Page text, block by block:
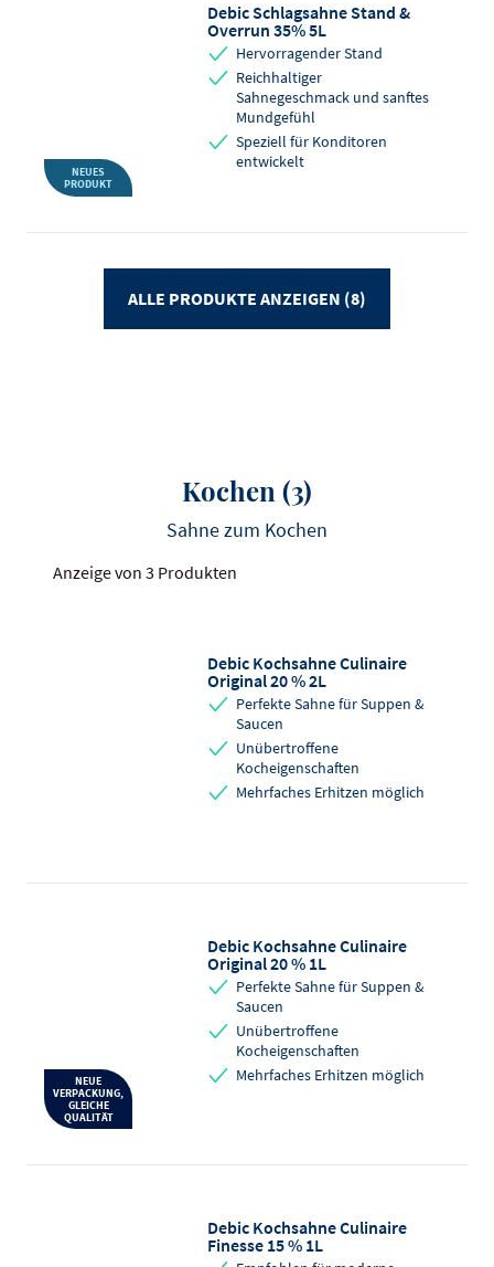
NEUES
PRODUKT
Debic Schlagsahne Stand &
Overrun 35% 5L
Hervorragender Stand
Reichhaltiger
Sahnegeschmack und sanftes
Mundgefühl
Speziell für Konditoren
entwickelt
ALLE PRODUKTE ANZEIGEN (8)
Kochen (3)
Sahne zum Kochen
Anzeige von 3 Produkten
Debic Kochsahne Culinaire
Original 20 % 2L
Perfekte Sahne für Suppen &
Saucen
Unübertroffene
Kocheigenschaften
Mehrfaches Erhitzen möglich
NEUE
VERPACKUNG,
GLEICHE
QUALITÄT
Debic Kochsahne Culinaire
Original 20 % 1L
Perfekte Sahne für Suppen &
Saucen
Unübertroffene
Kocheigenschaften
Mehrfaches Erhitzen möglich
Debic Kochsahne Culinaire
Finesse 15 % 1L